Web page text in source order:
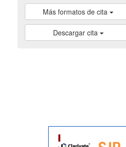
Más formatos de cita
Descargar cita